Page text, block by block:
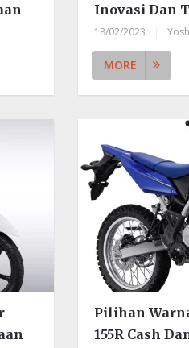
Inovasi Dan
18/02/2023
MORE
Pilihan
155R Cash